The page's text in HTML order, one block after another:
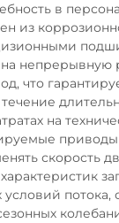
в
из
непрерывную
что
на
скорость
потока,